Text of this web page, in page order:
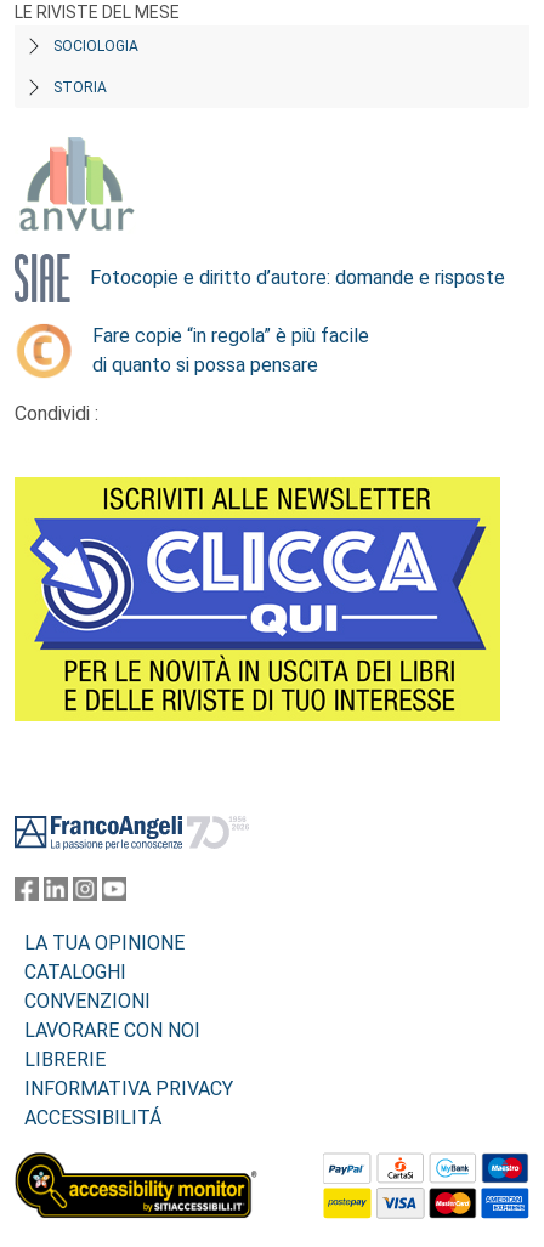
LE RIVISTE DEL MESE
SOCIOLOGIA
STORIA
Fotocopie e diritto d’autore: domande e risposte
Fare copie “in regola” è più facile
di quanto si possa pensare
Condividi :
LA TUA OPINIONE
CATALOGHI
CONVENZIONI
LAVORARE CON NOI
LIBRERIE
INFORMATIVA PRIVACY
ACCESSIBILITÁ